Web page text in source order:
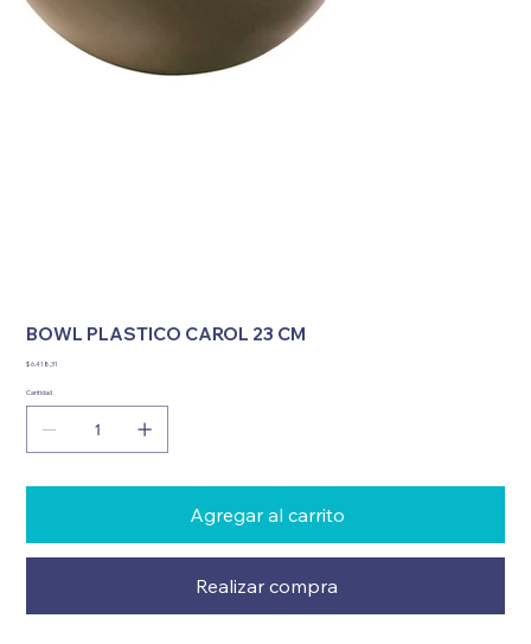
BOWL PLASTICO CAROL 23 CM
Precio
$ 6.418,31
Cantidad
Agregar al carrito
Realizar compra